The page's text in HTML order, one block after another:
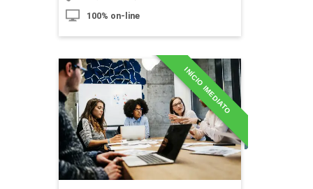
A Evolução da Marca no Mercado
Corporativo
10h
100% on-line
INÍCIO IMEDIATO
Especialização em
Comunicação Institucional
Detalhes do curso
Ir para Inscrição